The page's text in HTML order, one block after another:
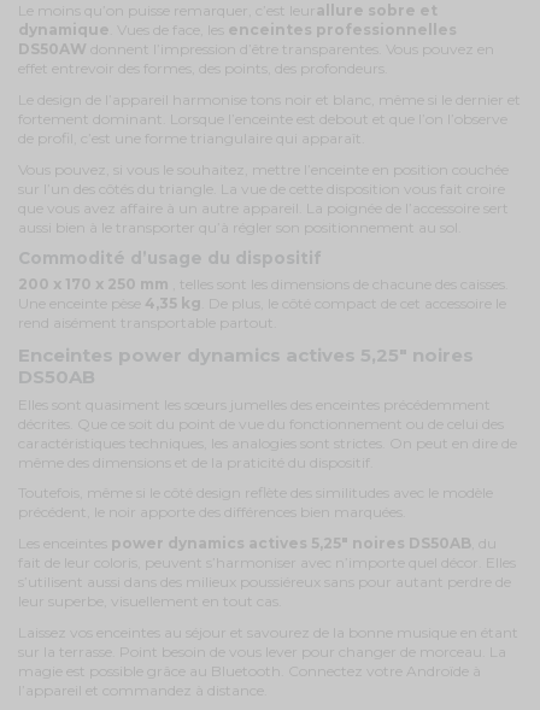
Le moins qu’on puisse remarquer, c’est leur allure sobre et
dynamique . Vues de face, les enceintes professionnelles
DS50AW donnent l’impression d’être transparentes. Vous pouvez en
effet entrevoir des formes, des points, des profondeurs.
Le design de l’appareil harmonise tons noir et blanc, même si le dernier et
fortement dominant. Lorsque l’enceinte est debout et que l’on l’observe
de profil, c’est une forme triangulaire qui apparaît.
Vous pouvez, si vous le souhaitez, mettre l’enceinte en position couchée
sur l’un des côtés du triangle. La vue de cette disposition vous fait croire
que vous avez affaire à un autre appareil. La poignée de l’accessoire sert
aussi bien à le transporter qu’à régler son positionnement au sol.
Commodité d’usage du dispositif
200 x 170 x 250 mm , telles sont les dimensions de chacune des caisses.
Une enceinte pèse 4,35 kg . De plus, le côté compact de cet accessoire le
rend aisément transportable partout.
Enceintes power dynamics actives 5,25" noires
DS50AB
Elles sont quasiment les sœurs jumelles des enceintes précédemment
décrites. Que ce soit du point de vue du fonctionnement ou de celui des
caractéristiques techniques, les analogies sont strictes. On peut en dire de
même des dimensions et de la praticité du dispositif.
Toutefois, même si le côté design reflète des similitudes avec le modèle
précédent, le noir apporte des différences bien marquées.
Les enceintes power dynamics actives 5,25" noires DS50AB , du
fait de leur coloris, peuvent s’harmoniser avec n’importe quel décor. Elles
s’utilisent aussi dans des milieux poussiéreux sans pour autant perdre de
leur superbe, visuellement en tout cas.
Laissez vos enceintes au séjour et savourez de la bonne musique en étant
sur la terrasse. Point besoin de vous lever pour changer de morceau. La
magie est possible grâce au Bluetooth. Connectez votre Androïde à
l’appareil et commandez à distance.